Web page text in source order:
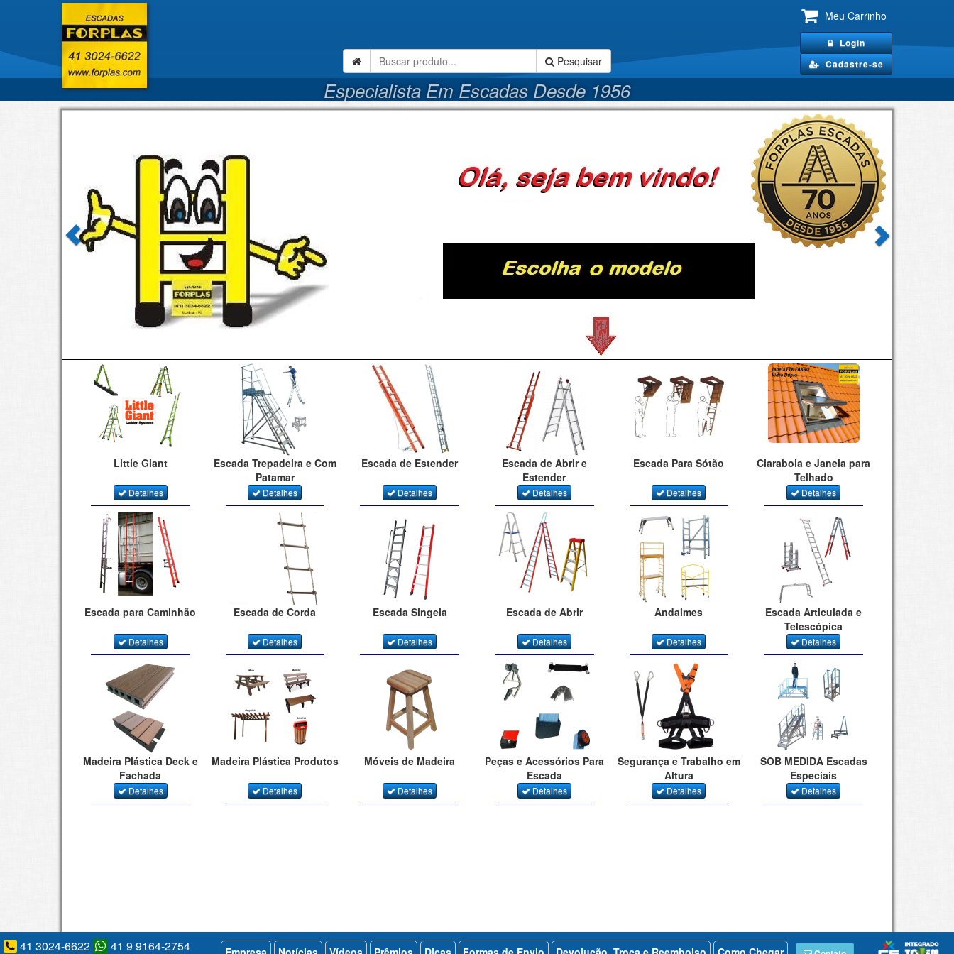
Meu Carrinho
Login
Cadastre-se
Pesquisar
Especialista Em Escadas Desde 1956
Little Giant
Detalhes
Escada Trepadeira e Com
Patamar
Detalhes
Escada de Estender
Detalhes
Escada de Abrir e
Estender
Detalhes
Escada Para Sótão
Detalhes
Claraboia e Janela para
Telhado
Detalhes
Escada para Caminhão
Detalhes
Escada de Corda
Detalhes
Escada Singela
Detalhes
Escada de Abrir
Detalhes
Andaimes
Detalhes
Escada Articulada e
Telescópica
Detalhes
Madeira Plástica Deck e
Fachada
Detalhes
Madeira Plástica Produtos
Detalhes
Móveis de Madeira
Detalhes
Peças e Acessórios Para
Escada
Detalhes
Segurança e Trabalho em
Altura
Detalhes
SOB MEDIDA Escadas
Especiais
Detalhes
41 3024-6622 41 9 9164-2754